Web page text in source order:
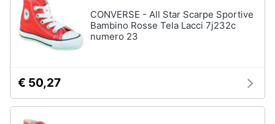
CONVERSE - All Star Scarpe Sportive
Bambino Rosse Tela Lacci 7j232c
numero 23
€ 50,27